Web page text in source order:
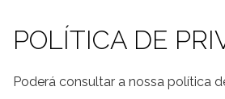
POLÍTICA DE
Poderá consultar a nossa política